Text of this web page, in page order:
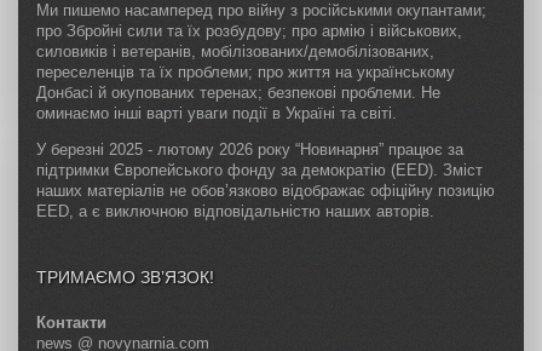
Ми пишемо насамперед про війну з російськими окупантами;
про Збройні сили та їх розбудову; про армію і військових,
силовиків і ветеранів, мобілізованих/демобілізованих,
переселенців та їх проблеми; про життя на українському
Донбасі й окупованих теренах; безпекові проблеми. Не
оминаємо інші варті уваги події в Україні та світі.
У березні 2025 - лютому 2026 року “Новинарня” працює за
підтримки Європейського фонду за демократію (EED). Зміст
наших матеріалів не обов’язково відображає офіційну позицію
EED, а є виключною відповідальністю наших авторів.
ТРИМАЄМО ЗВ’ЯЗОК!
Контакти
news @ novynarnia.com